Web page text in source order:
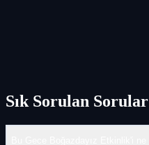
Sık Sorulan Sorular